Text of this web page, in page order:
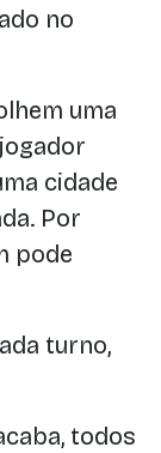
no
uma
cidade
Por
pode
turno,
todos